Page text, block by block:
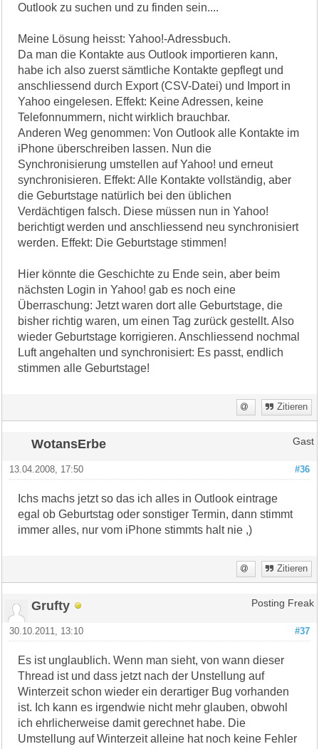
Outlook zu suchen und zu finden sein....
Meine Lösung heisst: Yahoo!-Adressbuch.
Da man die Kontakte aus Outlook importieren kann,
habe ich also zuerst sämtliche Kontakte gepflegt und
anschliessend durch Export (CSV-Datei) und Import in
Yahoo eingelesen. Effekt: Keine Adressen, keine
Telefonnummern, nicht wirklich brauchbar.
Anderen Weg genommen: Von Outlook alle Kontakte im
iPhone überschreiben lassen. Nun die
Synchronisierung umstellen auf Yahoo! und erneut
synchronisieren. Effekt: Alle Kontakte vollständig, aber
die Geburtstage natürlich bei den üblichen
Verdächtigen falsch. Diese müssen nun in Yahoo!
berichtigt werden und anschliessend neu synchronisiert
werden. Effekt: Die Geburtstage stimmen!
Hier könnte die Geschichte zu Ende sein, aber beim
nächsten Login in Yahoo! gab es noch eine
Überraschung: Jetzt waren dort alle Geburtstage, die
bisher richtig waren, um einen Tag zurück gestellt. Also
wieder Geburtstage korrigieren. Anschliessend nochmal
Luft angehalten und synchronisiert: Es passt, endlich
stimmen alle Geburtstage!
Zitieren
WotansErbe Gast
#36
13.04.2008, 17:50
Ichs machs jetzt so das ich alles in Outlook eintrage
egal ob Geburtstag oder sonstiger Termin, dann stimmt
immer alles, nur vom iPhone stimmts halt nie ,)
Zitieren
Grufty Posting Freak
#37
30.10.2011, 13:10
Es ist unglaublich. Wenn man sieht, von wann dieser
Thread ist und dass jetzt nach der Unstellung auf
Winterzeit schon wieder ein derartiger Bug vorhanden
ist. Ich kann es irgendwie nicht mehr glauben, obwohl
ich ehrlicherweise damit gerechnet habe. Die
Umstellung auf Winterzeit alleine hat noch keine Fehler